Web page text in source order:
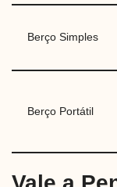
Berço Simples
Berço Portátil